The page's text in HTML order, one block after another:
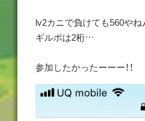
lv2カニで負けても560やね
ギルポは2桁…
参加したかったーーー！！